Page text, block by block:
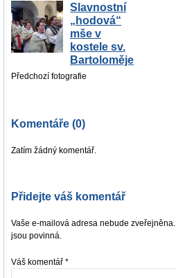
Slavnostní
„hodová“
mše v
kostele sv.
Bartoloměje
Předchozí fotografie
Komentáře (0)
Zatím žádný komentář.
Přidejte váš komentář
Vaše e-mailová adresa nebude
jsou povinná.
Váš komentář *